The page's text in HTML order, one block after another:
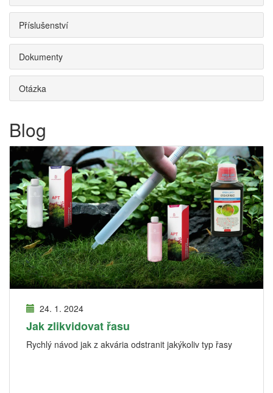
Příslušenství
Dokumenty
Otázka
Blog
24. 1. 2024
Jak zlikvidovat řasu
Rychlý návod jak z akvária odstranit jakýkoliv typ řasy